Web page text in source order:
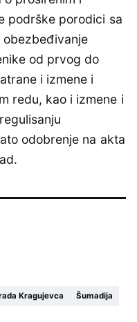
podrške porodici sa
obezbeđivanje
od prvog do
i izmene i
redu, kao i izmene i
odobrenje na akta
Kragujevca Šumadija